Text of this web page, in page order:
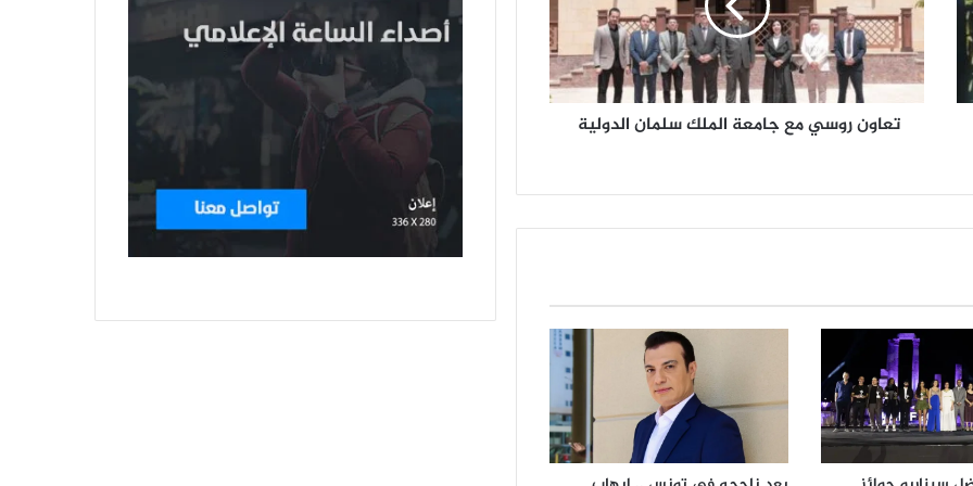
ن
و
س
ا
ل
م
ل
ك
س
ل
م
ا
تعاون روسي مع جامعة الملك سلمان الدولية